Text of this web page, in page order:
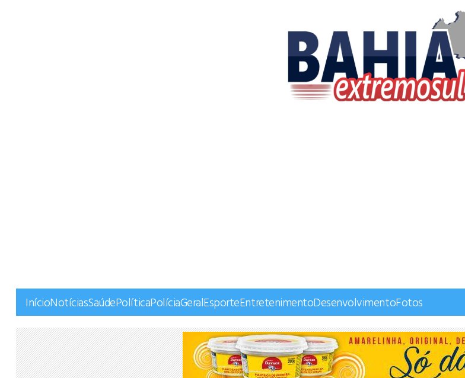
InícioNotíciasSaúdePolíticaPolíciaGeralEsporteEntretenimentoDesenvolvimentoFotos